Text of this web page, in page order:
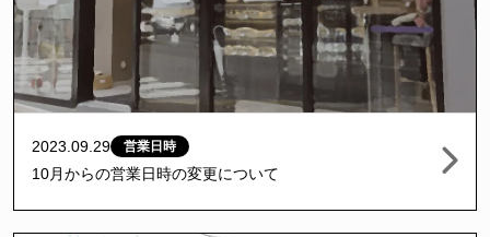
2023.09.29 営業日時
10月からの営業日時の変更について